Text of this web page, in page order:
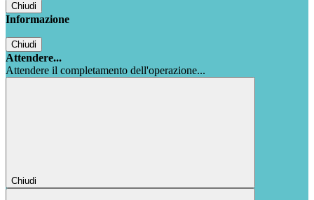
Chiudi
Informazione
Chiudi
Attendere...
Attendere il completamento dell'operazione...
Chiudi